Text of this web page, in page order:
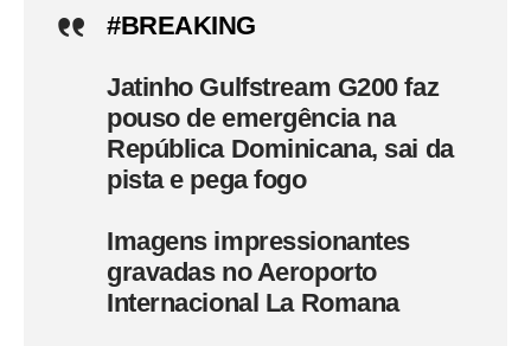
#BREAKING
Jatinho Gulfstream G200 faz
pouso de emergência na
República Dominicana, sai da
pista e pega fogo
Imagens impressionantes
gravadas no Aeroporto
Internacional La Romana